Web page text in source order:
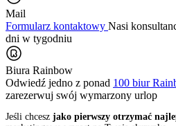
Mail
Formularz kontaktowy Nasi
dni w tygodniu
Biura Rainbow
Odwiedź jedno z ponad 100 biur
zarezerwuj swój wymarzony urlop
Jeśli chcesz jako pierwszy otrzymać